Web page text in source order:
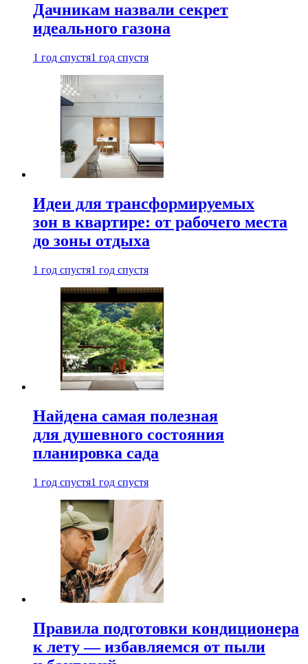
Дачникам назвали секрет
идеального газона
1 год спустя1 год спустя
Идеи для трансформируемых
зон в квартире: от рабочего места
до зоны отдыха
1 год спустя1 год спустя
Найдена самая полезная
для душевного состояния
планировка сада
1 год спустя1 год спустя
Правила подготовки кондиционера
к лету — избавляемся от пыли